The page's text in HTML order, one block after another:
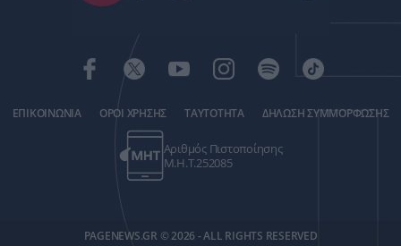
ΕΠΙΚΟΙΝΩΝΙΑ ΟΡΟΙ ΧΡΗΣΗΣ ΤΑΥΤΟΤΗΤΑ ΔΗΛΩΣΗ ΣΥΜΜΟΡΦΩΣΗΣ
Αριθμός Πιστοποίησης
Μ.Η.Τ.252085
PAGENEWS.GR © 2026 - ALL RIGHTS RESERVED